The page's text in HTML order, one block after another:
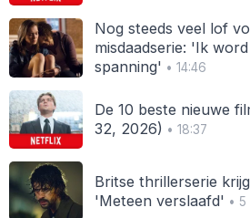
Nog steeds veel lof
misdaadserie: 'Ik
spanning' • 14:46
De 10 beste nieuwe
32, 2026) • 18:37
Britse thrillerserie
'Meteen verslaafd' • 5